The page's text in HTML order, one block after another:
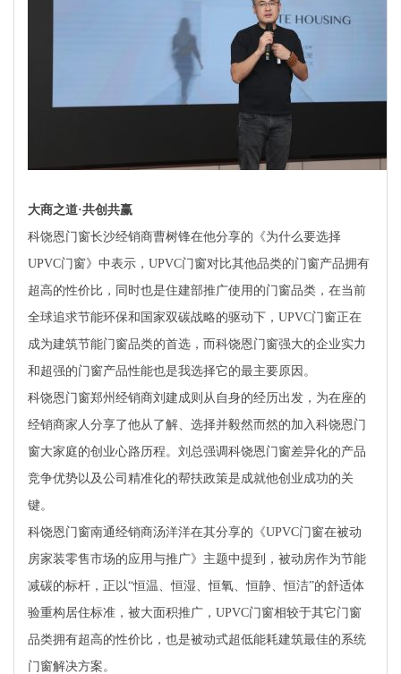
大商之道·共创共赢
科饶恩门窗长沙经销商曹树锋在他分享的《为什么要选择
UPVC门窗》中表示，UPVC门窗对比其他品类的门窗产品拥有
超高的性价比，同时也是住建部推广使用的门窗品类，在当前
全球追求节能环保和国家双碳战略的驱动下，UPVC门窗正在
成为建筑节能门窗品类的首选，而科饶恩门窗强大的企业实力
和超强的门窗产品性能也是我选择它的最主要原因。
科饶恩门窗郑州经销商刘建成则从自身的经历出发，为在座的
经销商家人分享了他从了解、选择并毅然而然的加入科饶恩门
窗大家庭的创业心路历程。刘总强调科饶恩门窗差异化的产品
竞争优势以及公司精准化的帮扶政策是成就他创业成功的关
键。
科饶恩门窗南通经销商汤洋洋在其分享的《UPVC门窗在被动
房家装零售市场的应用与推广》主题中提到，被动房作为节能
减碳的标杆，正以“恒温、恒湿、恒氧、恒静、恒洁”的舒适体
验重构居住标准，被大面积推广，UPVC门窗相较于其它门窗
品类拥有超高的性价比，也是被动式超低能耗建筑最佳的系统
门窗解决方案。